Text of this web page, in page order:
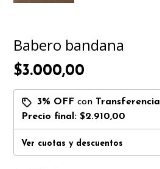
Babero bandana
$3.000,00
3% OFF con Transferencia
Precio final:$2.910,00
Ver cuotas y descuentos